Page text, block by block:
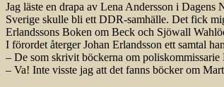
Jag läste en drapa av Lena Andersson i
Sverige skulle bli ett DDR-samhälle. Det fick
Erlandssons Boken om Beck och Sjöwall
I förordet återger Johan Erlandsson ett samtal
– De som skrivit böckerna om
– Va! Inte visste jag att det fanns böcker om